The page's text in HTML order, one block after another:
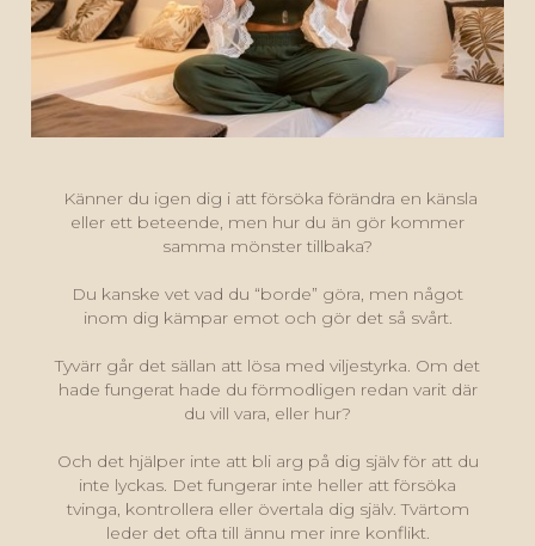
Känner du igen dig i att försöka förändra en känsla
eller ett beteende, men hur du än gör kommer
samma mönster tillbaka?
Du kanske vet vad du “borde” göra, men något
inom dig kämpar emot och gör det så svårt.
Tyvärr går det sällan att lösa med viljestyrka. Om det
hade fungerat hade du förmodligen redan varit där
du vill vara, eller hur?
Och det hjälper inte att bli arg på dig själv för att du
inte lyckas. Det fungerar inte heller att försöka
tvinga, kontrollera eller övertala dig själv. Tvärtom
leder det ofta till ännu mer inre konflikt.